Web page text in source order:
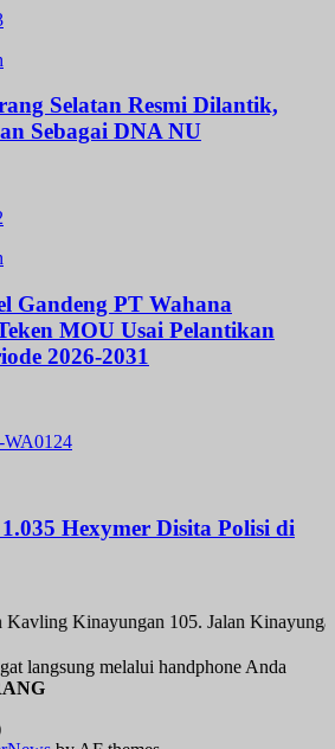
Selatan Resmi Dilantik,
Sebagai DNA NU
Gandeng PT Wahana
MOU Usai Pelantikan
2026-2031
Hexymer Disita Polisi di
105. Jalan Kinayungan V
langsung melalui handphone Anda